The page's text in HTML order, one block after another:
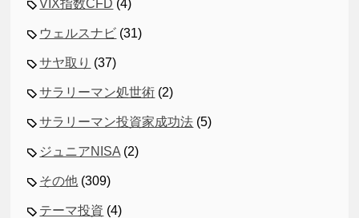
VIX指数CFD (4)
ウェルスナビ (31)
サヤ取り (37)
サラリーマン処世術 (2)
サラリーマン投資家成功法 (5)
ジュニアNISA (2)
その他 (309)
テーマ投資 (4)